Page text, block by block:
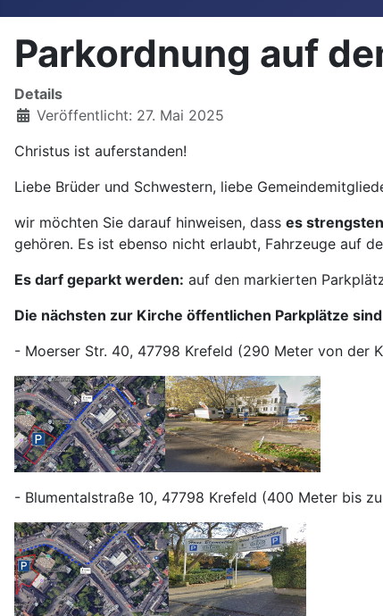
Parkordnung auf
Details
Veröffentlicht: 27. Mai 2025
Christus ist auferstanden!
Liebe Brüder und Schwestern, liebe
wir möchten Sie darauf hinweisen, dass es
gehören. Es ist ebenso nicht erlaubt, Fahrzeuge auf
Es darf geparkt werden: auf den markierten
Die nächsten zur Kirche öffentlichen Parkplätze
- Moerser Str. 40, 47798 Krefeld (290 Meter von der
- Blumentalstraße 10, 47798 Krefeld (400 Meter bis